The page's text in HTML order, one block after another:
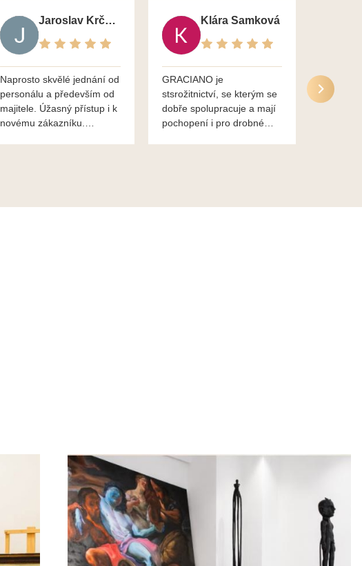
Jaroslav Krčma
Naprosto skvělé jednání od
personálu a především od
majitele. Úžasný přístup i k
novému zákazníku.
Klára Samková
GRACIANO je
stsrožitnictví, se kterým se
dobře spolupracuje a mají
pochopení i pro drobné
Služby
jsou po